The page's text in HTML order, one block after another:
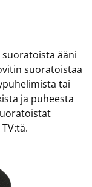
suoratoista ääni
suoratoistaa
tai
ja puheesta